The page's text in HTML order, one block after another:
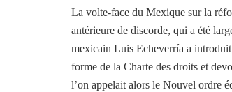
La volte-face du Mexique sur la
antérieure de discorde, qui a été
mexicain Luis Echeverría a introduit
forme de la Charte des droits et
l’on appelait alors le Nouvel ordre